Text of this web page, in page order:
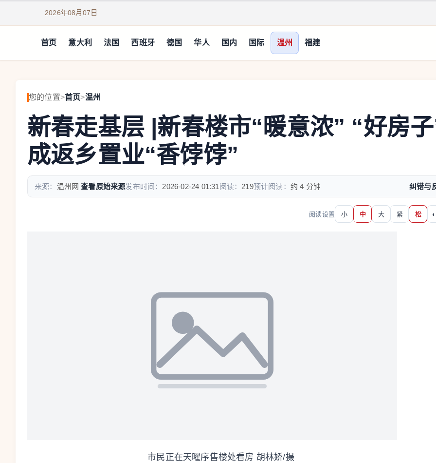
2026年08月07日
首页 意大利 法国 西班牙 德国 华人 国内 国际 温州 福建
您的位置>首页>温州
新春走基层 |新春楼市“暖意浓” “好房子
成返乡置业“香饽饽”
来源： 温州网 查看原始来源发布时间： 2026-02-24 01:31 阅读： 219预计阅读： 约 4 分钟 纠错与
阅读设置 小 中 大 紧 松 ◐
市民正在天曜序售楼处看房 胡林娇/摄